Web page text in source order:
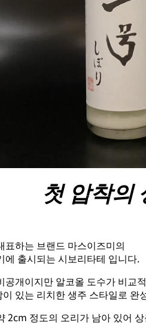
첫 압착의
표하는 브랜드 마스이즈미의
에 출시되는 시보리타테 입니다.
공개이지만 알코올 도수가 비교
있는 리치한 생주 스타일로 완
2cm 정도의 오리가 남아 있어